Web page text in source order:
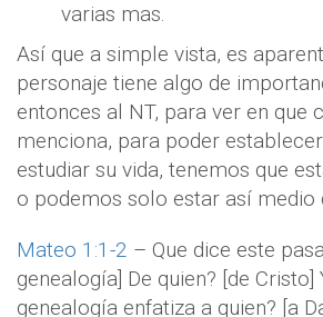
varias mas.
Así que a simple vista, es
personaje tiene algo de
entonces al NT, para ver en que
menciona, para poder
estudiar su vida, tenemos que
o podemos solo estar así medio
Mateo 1:1-2 – Que dice este
genealogía] De quien? [de Cristo]
genealogía enfatiza a quien? [a